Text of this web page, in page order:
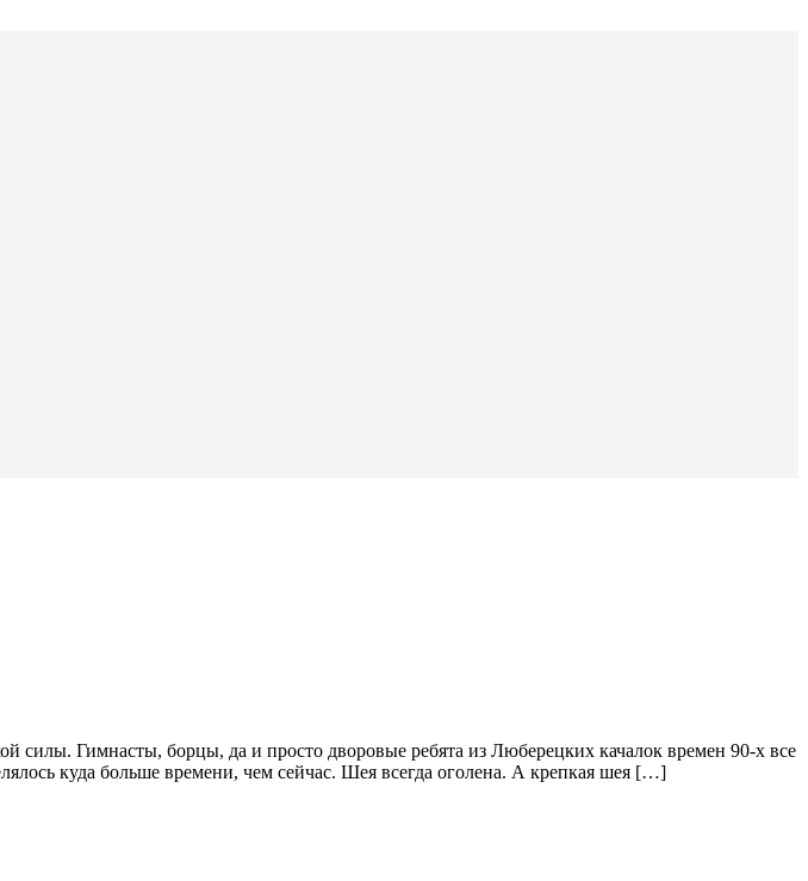
силы. Гимнасты, борцы, да и просто дворовые ребята из Люберецких качалок времен 90-х все
куда больше времени, чем сейчас. Шея всегда оголена. А крепкая шея […]